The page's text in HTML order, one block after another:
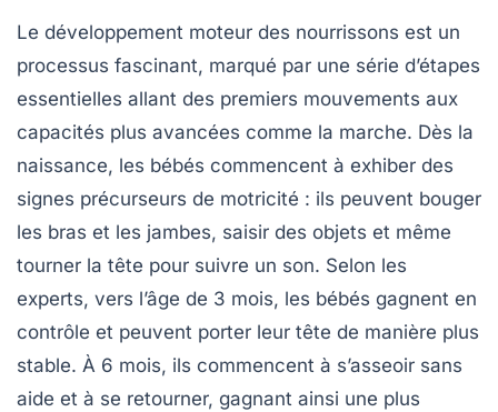
Le développement moteur des nourrissons est un
processus fascinant, marqué par une série d’étapes
essentielles allant des premiers mouvements aux
capacités plus avancées comme la marche. Dès la
naissance, les bébés commencent à exhiber des
signes précurseurs de motricité : ils peuvent bouger
les bras et les jambes, saisir des objets et même
tourner la tête pour suivre un son. Selon les
experts, vers l’âge de 3 mois, les bébés gagnent en
contrôle et peuvent porter leur tête de manière plus
stable. À 6 mois, ils commencent à s’asseoir sans
aide et à se retourner, gagnant ainsi une plus